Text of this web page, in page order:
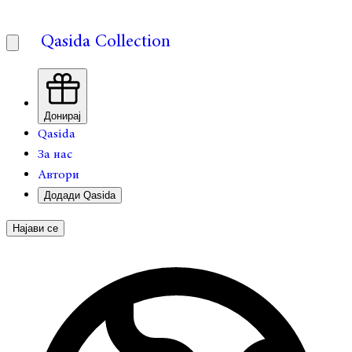
Qasida Collection
Донирај
Qasida
За нас
Автори
Додади Qasida
Најави се